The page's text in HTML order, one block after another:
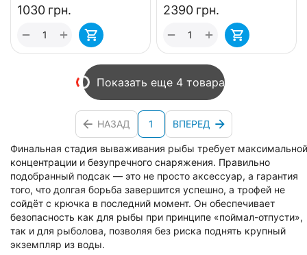
‍1030‍ грн.
+
−
‍2390‍ грн.
+
−
Показать еще 4 товара
НАЗАД 1 ВПЕРЕД
Финальная стадия вываживания рыбы требует максимальной
концентрации и безупречного снаряжения. Правильно
подобранный подсак — это не просто аксессуар, а гарантия
того, что долгая борьба завершится успешно, а трофей не
сойдёт с крючка в последний момент. Он обеспечивает
безопасность как для рыбы при принципе «поймал-отпусти»,
так и для рыболова, позволяя без риска поднять крупный
экземпляр из воды.